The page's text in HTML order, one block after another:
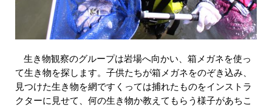
生き物観察のグループは岩場へ向かい、箱メガネを使っ
て生き物を探します。子供たちが箱メガネをのぞき込み、
見つけた生き物を網ですくっては捕れたものをインストラ
クターに見せて、何の生き物か教えてもらう様子があちこ